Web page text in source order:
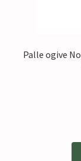
Palle ogive